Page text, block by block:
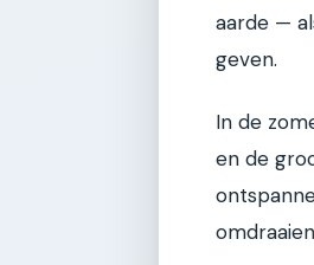
aarde —
geven.
In de
en de